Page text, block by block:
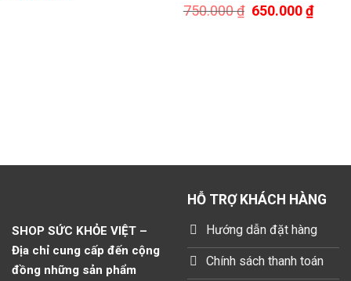
750.000₫ Giá
650.000₫Giá
hiện
SHOP SỨC KHỎE VIỆT –
Địa chỉ cung cấp đến cộng
đồng những sản phẩm
HỖ TRỢ KHÁCH HÀNG
Hướng dẫn đặt hàng
Chính sách thanh toán